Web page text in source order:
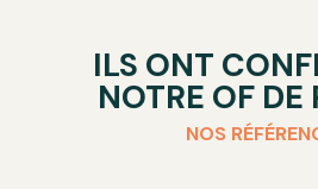
ILS ONT
NOTRE OF DE
NOS